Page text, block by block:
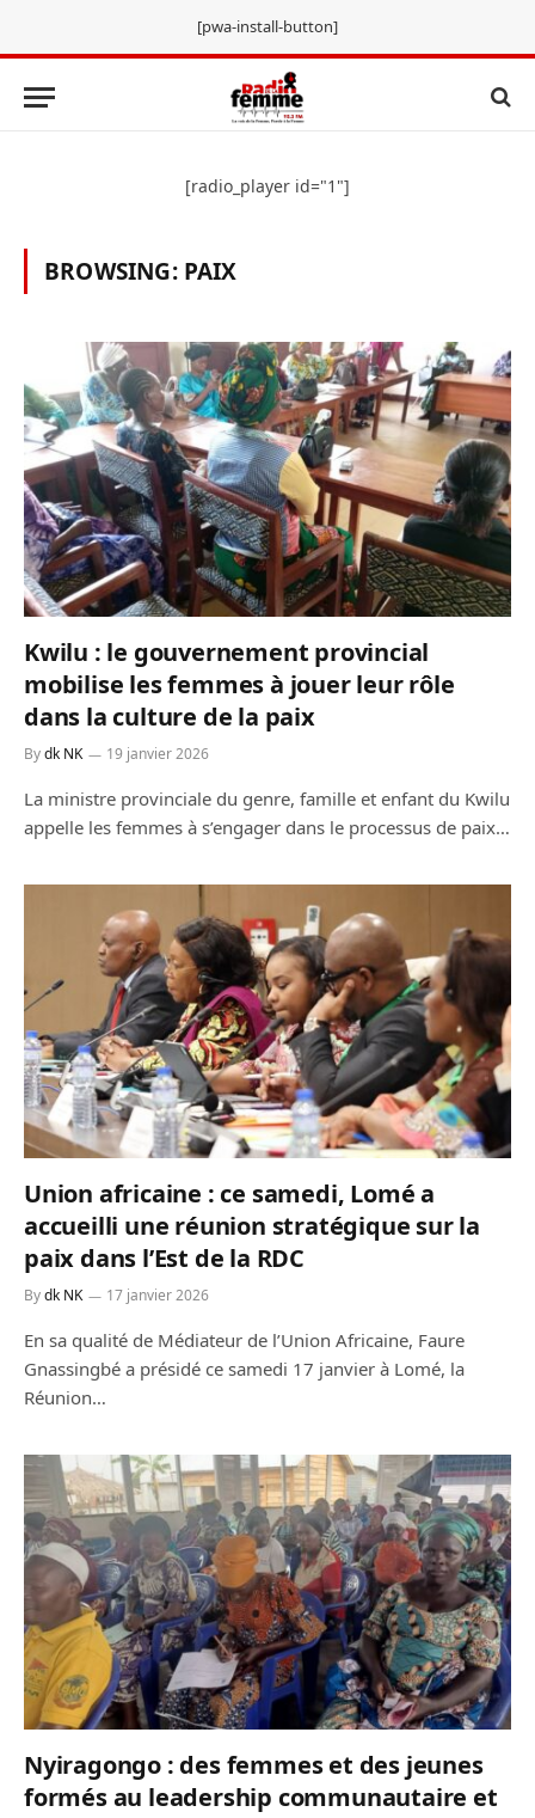
[pwa-install-button]
[radio_player id="1"]
BROWSING: PAIX
Kwilu : le gouvernement provincial
mobilise les femmes à jouer leur rôle
dans la culture de la paix
Bydk NK 19 janvier 2026
La ministre provinciale du genre, famille et enfant du Kwilu
appelle les femmes à s’engager dans le processus de paix…
Union africaine : ce samedi, Lomé a
accueilli une réunion stratégique sur la
paix dans l’Est de la RDC
Bydk NK 17 janvier 2026
En sa qualité de Médiateur de l’Union Africaine, Faure
Gnassingbé a présidé ce samedi 17 janvier à Lomé, la
Réunion…
Nyiragongo : des femmes et des jeunes
formés au leadership communautaire et